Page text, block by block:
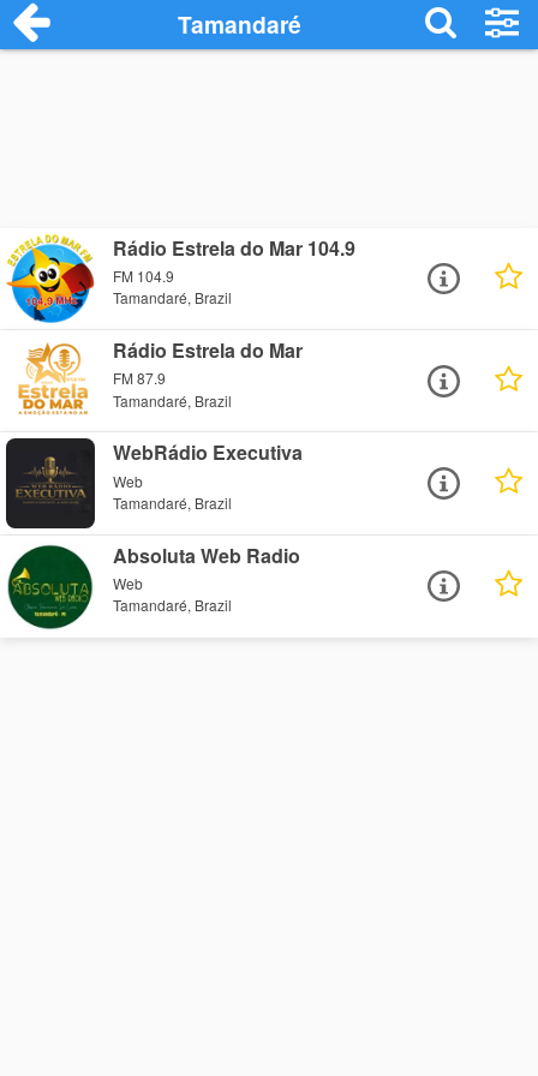
Tamandaré
Rádio Estrela do Mar 104.9
FM 104.9
Tamandaré, Brazil
Rádio Estrela do Mar
FM 87.9
Tamandaré, Brazil
WebRádio Executiva
Web
Tamandaré, Brazil
Absoluta Web Radio
Web
Tamandaré, Brazil